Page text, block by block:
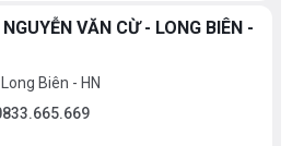
50°C)
(Favourite)
sấy khô hoàn hảo và
VĂN CỪ - LONG BIÊN -
Biên - HN